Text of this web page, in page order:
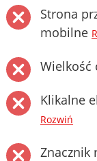
Strona
mobilne
Wielkość
Klikalne
Rozwiń
Znacznik